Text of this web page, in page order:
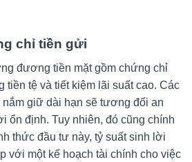
chỉ tiền gửi
đương tiền mặt gồm chứng chỉ
tiền tệ và tiết kiệm lãi suất cao. Các
nắm giữ dài hạn sẽ tương đối an
ổn định. Tuy nhiên, đó cũng chính
thức đầu tư này, tỷ suất sinh lời
với một kế hoạch tài chính cho việc